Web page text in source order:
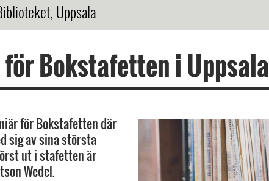
Uppsala
Bokstafetten i Uppsala
för Bokstafetten där
sig av sina största
ut i stafetten är
Wedel.